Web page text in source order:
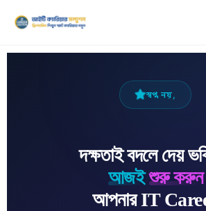
স্বপ্ন নয়,
দক্ষতাই বদলে দেয়
আজই শুরু করুন
আপনার IT